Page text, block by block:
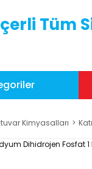
Tüm
Kimyasalları